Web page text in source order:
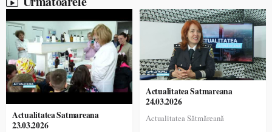
Actualitatea Satmareana
23.03.2026
Actualitatea Satmareana
24.03.2026
Actualitatea Sătmăreană